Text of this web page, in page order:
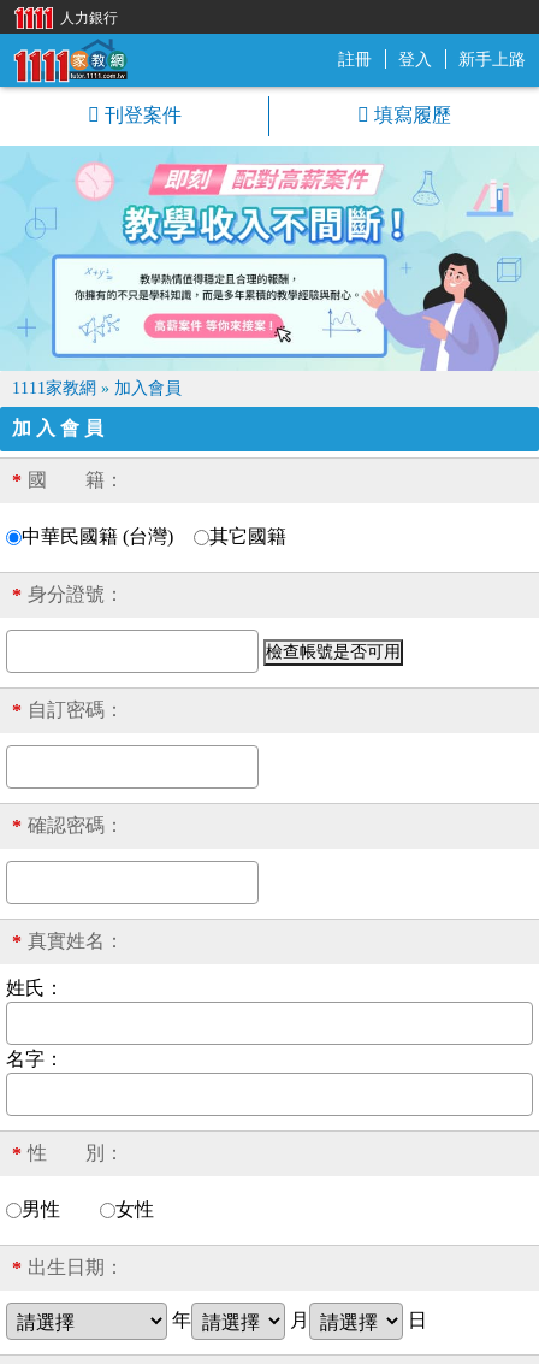
註冊 登入 新手上路
刊登案件 填寫履歷
1111家教網 » 加入會員
加入會員
* 國 籍：
中華民國籍 (台灣) 其它國籍
* 身分證號 ：
* 自訂密碼：
* 確認密碼：
* 真實姓名：
姓氏：
名字：
* 性 別：
男性 女性
* 出生日期：
年 月 日
人力銀行